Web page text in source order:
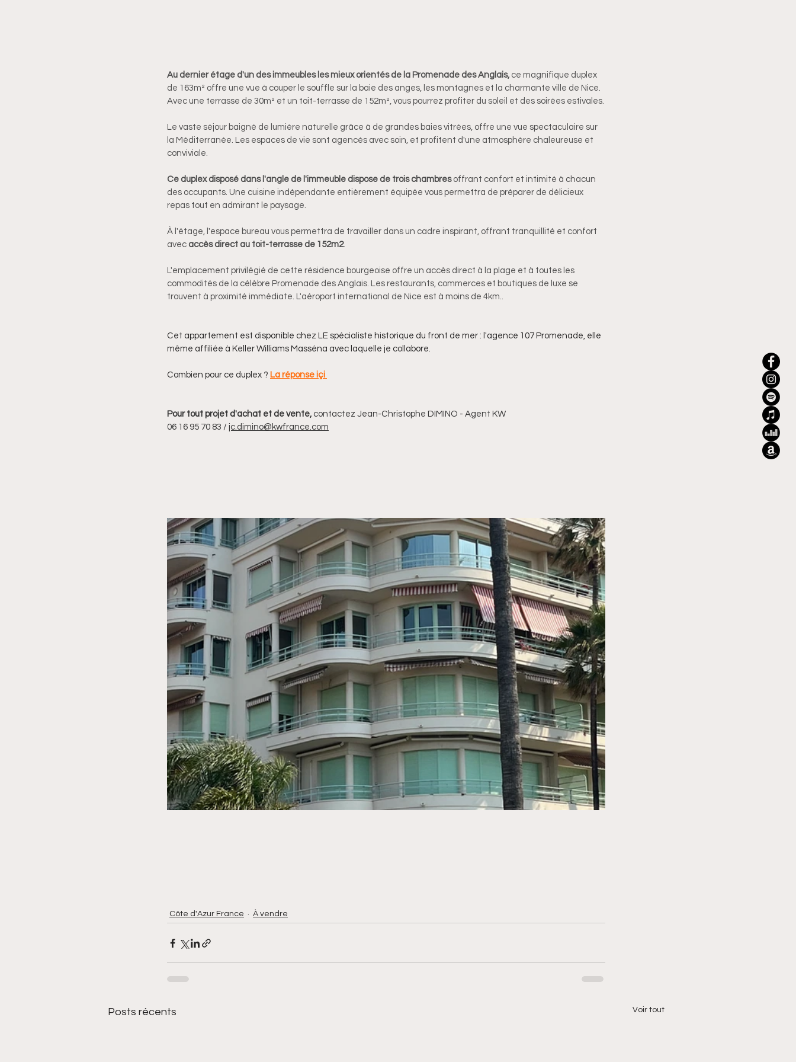
Au dernier étage d'un des immeubles les mieux orientés de la Promenade des Anglais, ce magnifique duplex
de 163m² offre une vue à couper le souffle sur la baie des anges, les montagnes et la charmante ville de Nice.
Avec une terrasse de 30m² et un toit-terrasse de 152m², vous pourrez profiter du soleil et des soirées estivales.
Le vaste séjour baigné de lumière naturelle grâce à de grandes baies vitrées, offre une vue spectaculaire sur
la Méditerranée. Les espaces de vie sont agencés avec soin, et profitent d'une atmosphère chaleureuse et
conviviale.
Ce duplex disposé dans l'angle de l'immeuble dispose de trois chambres offrant confort et intimité à chacun
des occupants. Une cuisine indépendante entièrement équipée vous permettra de préparer de délicieux
repas tout en admirant le paysage.
À l'étage, l'espace bureau vous permettra de travailler dans un cadre inspirant, offrant tranquillité et confort
avec accès direct au toit-terrasse de 152m2.
L'emplacement privilégié de cette résidence bourgeoise offre un accès direct à la plage et à toutes les
commodités de la célèbre Promenade des Anglais. Les restaurants, commerces et boutiques de luxe se
trouvent à proximité immédiate. L'aéroport international de Nice est à moins de 4km..
Cet appartement est disponible chez LE spécialiste historique du front de mer : l'agence 107 Promenade, elle
même affiliée à Keller Williams Masséna avec laquelle je collabore.
Combien pour ce duplex ? La réponse içi
Pour tout projet d'achat et de vente, contactez Jean-Christophe DIMINO - Agent KW
06 16 95 70 83 / jc.dimino@kwfrance.com
Côte d'Azur France À vendre
Posts récents Voir tout